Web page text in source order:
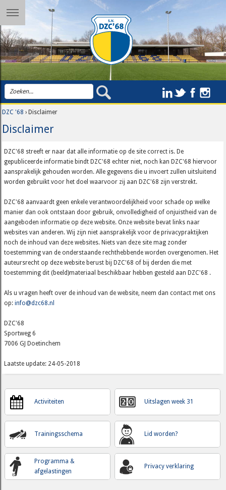
DZC '68 › Disclaimer
Disclaimer
DZC'68 streeft er naar dat alle informatie op de site correct is. De
gepubliceerde informatie bindt DZC'68 echter niet, noch kan DZC'68 hiervoor
aansprakelijk gehouden worden. Alle gegevens die u invoert zullen uitsluitend
worden gebruikt voor het doel waarvoor zij aan DZC'68 zijn verstrekt.
DZC'68 aanvaardt geen enkele verantwoordelijkheid voor schade op welke
manier dan ook ontstaan door gebruik, onvolledigheid of onjuistheid van de
aangeboden informatie op deze website. Onze website bevat links naar
websites van anderen. Wij zijn niet aansprakelijk voor de privacypraktijken
noch de inhoud van deze websites. Niets van deze site mag zonder
toestemming van de onderstaande rechthebbende worden overgenomen. Het
auteursrecht op deze website berust bij DZC'68 of bij derden die met
toestemming dit (beeld)materiaal beschikbaar hebben gesteld aan DZC'68 .
Als u vragen heeft over de inhoud van de website, neem dan contact met ons
op:info@dzc68.nl
DZC'68
Sportweg 6
7006 GJ Doetinchem
Laatste update: 24-05-2018
Activiteiten
Trainingsschema
Programma &
afgelastingen
Uitslagen week 31
Lid worden?
Privacy verklaring